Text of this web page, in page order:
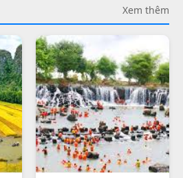
Xem thêm